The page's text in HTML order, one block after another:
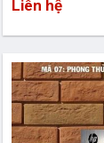
Liên hệ